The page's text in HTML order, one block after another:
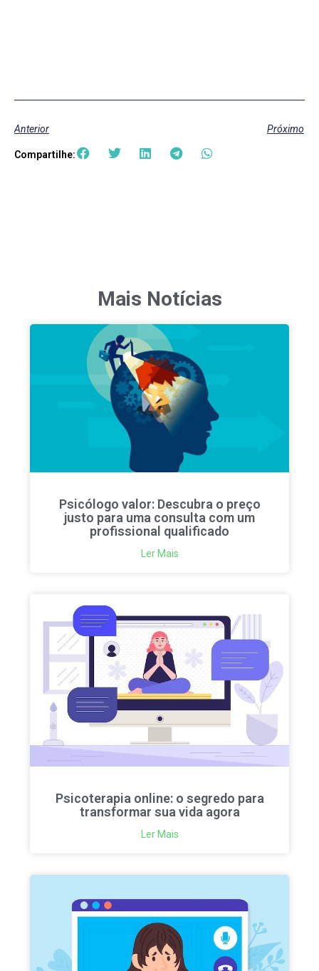
Anterior Próximo
Compartilhe:
Mais Notícias
Psicólogo valor: Descubra o preço
justo para uma consulta com um
profissional qualificado
Ler Mais
Psicoterapia online: o segredo para
transformar sua vida agora
Ler Mais